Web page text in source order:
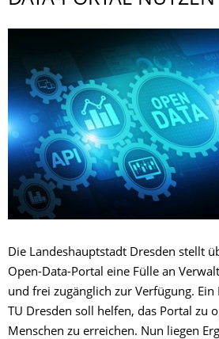
Die Landeshauptstadt Dresden stellt
Open-Data-Portal eine Fülle an
und frei zugänglich zur Verfügung.
TU Dresden soll helfen, das Portal zu
Menschen zu erreichen. Nun liegen